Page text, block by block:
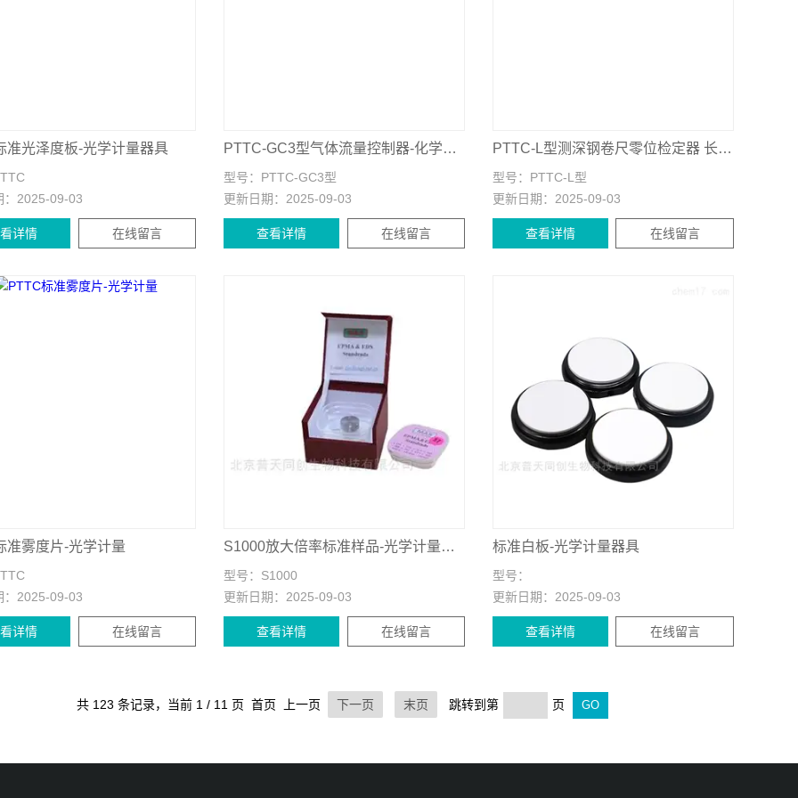
准光泽度板-光学计量器具
2025-09-03
详情 在线留言
PTTC-GC3型气体流量控制器-化学及常用建标仪器
型号： PTTC-GC3型
更新日期： 2025-09-03
查看详情 在线留言
PTTC-L型测深钢卷尺零位检定器 长度计量器具
型号： PTTC-L型
更新日期： 2025-09-03
查看详情 在线留言
准雾度片-光学计量
2025-09-03
详情 在线留言
S1000放大倍率标准样品-光学计量器具
型号： S1000
更新日期： 2025-09-03
查看详情 在线留言
标准白板-光学计量器具
型号：
更新日期： 2025-09-03
查看详情 在线留言
共 123 条记录，当前 1 / 11 页 首页 上一页 下一页 末页 跳转到第 页